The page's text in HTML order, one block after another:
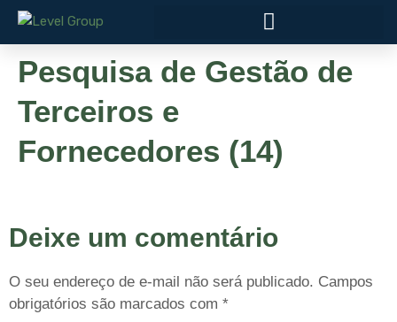
Pesquisa de Gestão de
Terceiros e
Fornecedores (14)
Deixe um comentário
O seu endereço de e-mail não será publicado. Campos
obrigatórios são marcados com *